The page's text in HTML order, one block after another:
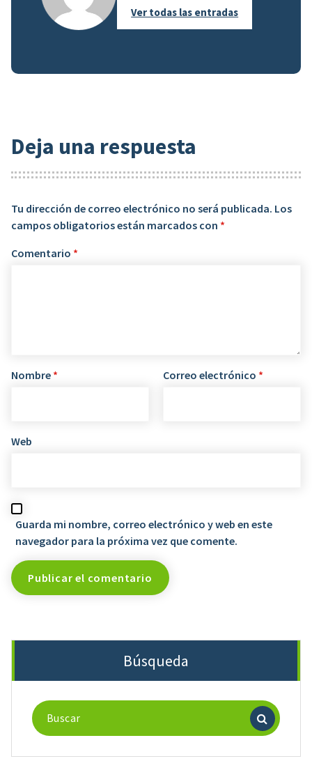
Ver todas las entradas
Deja una respuesta
Tu dirección de correo electrónico no será publicada. Los
campos obligatorios están marcados con *
Comentario *
Nombre * Correo electrónico *
Web
Guarda mi nombre, correo electrónico y web en este
navegador para la próxima vez que comente.
Búsqueda
Buscar: